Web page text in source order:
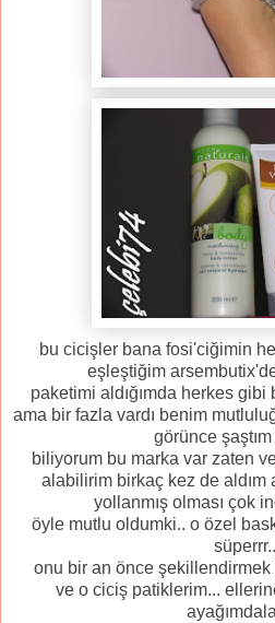
bu cicişler bana fosi'ciğimin
eşleştiğim
paketimi aldığımda herkes
ama bir fazla vardı benim
görünce şaştım
biliyorum bu marka var zaten
alabilirim birkaç kez de aldım
yollanmış olması çok
öyle mutlu oldumki.. o özel
süperrr..
onu bir an önce şekillendirmek
ve o ciciş patiklerim...